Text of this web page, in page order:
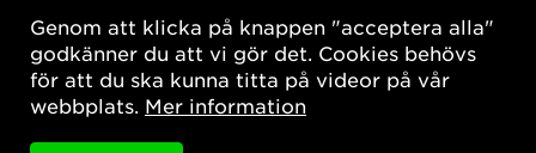
What Matter_s
Genom att klicka på knappen "acceptera alla"
godkänner du att vi gör det. Cookies behövs
för att du ska kunna titta på videor på vår
webbplats. Mer information